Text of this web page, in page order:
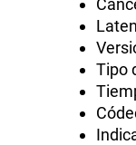
Tipo